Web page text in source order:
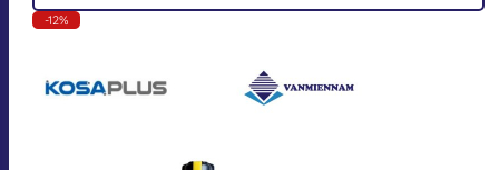
-12%